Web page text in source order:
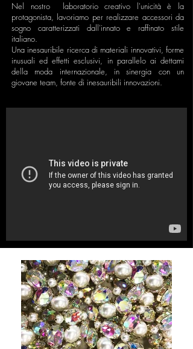
Nel nostro laboratorio creativo l'unicità è la
protagonista, lavoriamo per realizzare accessori da
sogno caratterizzati dall'innato e raffinato stile
italiano.
Una inesauribile ricerca di materiali innovativi, forme
inusuali ed effetti esclusivi, in parallelo ai dettami
della moda internazionale, in sinergia con un
giovane team, fonte di inesauribili innovazioni.